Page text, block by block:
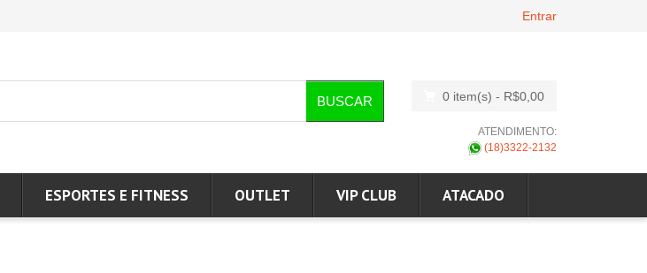
Entrar
BUSCAR 0 item(s) - R$0,00
ATENDIMENTO:
(18)3322-2132
ESPORTES E FITNESS OUTLET VIP CLUB ATACADO